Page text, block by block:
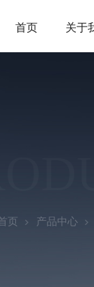
首页 关于
页 产品中心